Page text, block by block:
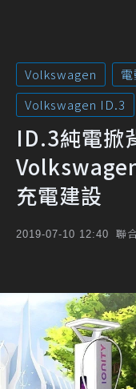
Volkswagen
Volkswagen ID.3
ID.3純電掀
充電建設
2019-07-10 12:40 聯